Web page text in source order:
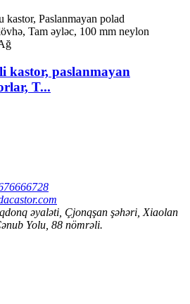
kastor, paslanmayan
T...
əyaləti, Çjonqşan şəhəri, Xiaolan
Yolu, 88 nömrəli.